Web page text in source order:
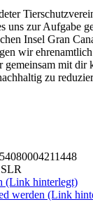
uns zur Aufgabe
Insel Gran
wir
gemeinsam mit dir
zu
(Link hinterlegt)
werden (Link